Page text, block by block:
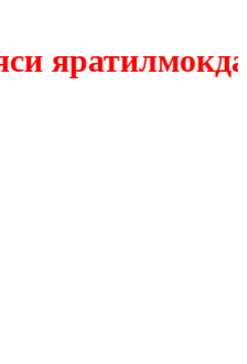
яратилмокда